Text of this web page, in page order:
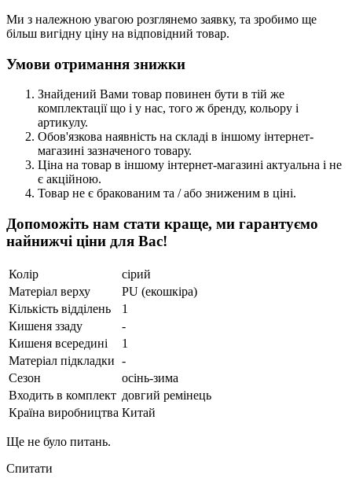
Ми з належною увагою розглянемо заявку, та зробимо ще
більш вигідну ціну на відповідний товар.
Умови отримання знижки
Знайдений Вами товар повинен бути в тій же
комплектації що і у нас, того ж бренду, кольору і
артикулу.
Обов'язкова наявність на складі в іншому інтернет-
магазині зазначеного товару.
Ціна на товар в іншому інтернет-магазині актуальна і не
є акційною.
Товар не є бракованим та / або зниженим в ціні.
Допоможіть нам стати краще, ми гарантуємо
найнижчі ціни для Вас!
Колір
сірий
Матеріал верху
PU (екошкіра)
Кількість відділень
1
Кишеня ззаду
-
Кишеня всередині
1
Матеріал підкладки -
Сезон
осінь-зима
Входить в комплект довгий ремінець
Країна виробництва Китай
Ще не було питань.
Спитати